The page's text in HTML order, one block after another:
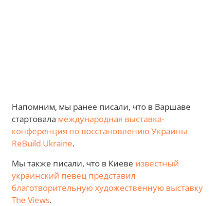
Напомним, мы ранее писали, что в Варшаве
стартовала международная выставка-
конференция по восстановлению Украины
ReBuild Ukraine.
Мы также писали, что в Киеве известный
украинский певец представил
благотворительную художественную выставку
The Views.